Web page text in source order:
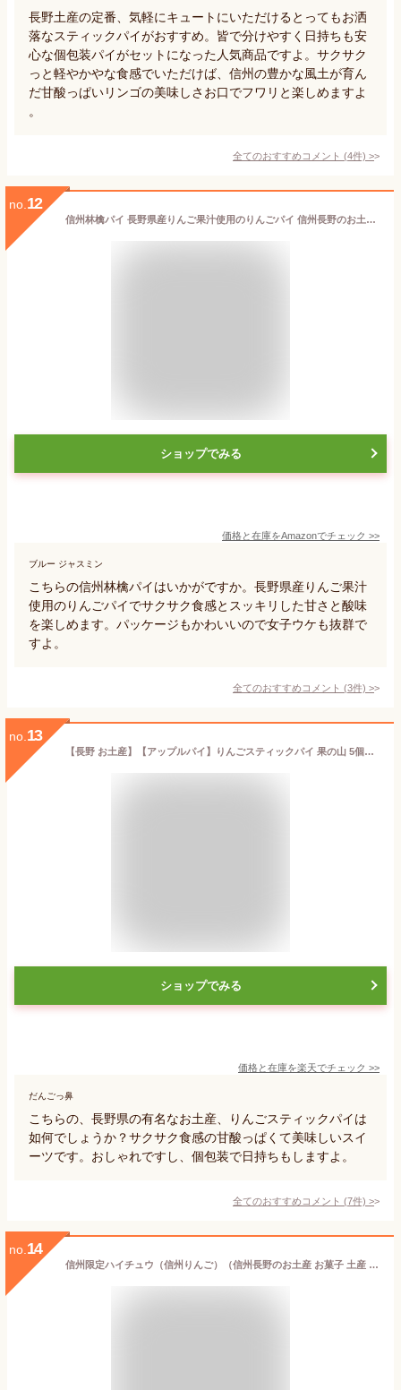
長野土産の定番、気軽にキュートにいただけるとってもお洒
落なスティックパイがおすすめ。皆で分けやすく日持ちも安
心な個包装パイがセットになった人気商品ですよ。サクサク
っと軽やかやな食感でいただけば、信州の豊かな風土が育ん
だ甘酸っぱいリンゴの美味しさお口でフワリと楽しめますよ
。
全てのおすすめコメント (4件) >
no. 12
信州林檎パイ 長野県産りんご果汁使用のりんごパイ 信州長野のお土産 (1箱, 17個入)
ショップでみる
価格と在庫をAmazonでチェック >>
ブルー ジャスミン
こちらの信州林檎パイはいかがですか。長野県産りんご果汁
使用のりんごパイでサクサク食感とスッキリした甘さと酸味
を楽しめます。パッケージもかわいいので女子ウケも抜群で
すよ。
全てのおすすめコメント (3件) >
no. 13
【長野 お土産】【アップルパイ】りんごスティックパイ 果の山 5個入 りんご 菓子 信州産 林檎 みやげ スイーツ お菓子 洋菓子 個包装 長野県
ショップでみる
価格と在庫を楽天でチェック >>
だんごっ鼻
こちらの、長野県の有名なお土産、りんごスティックパイは
如何でしょうか？サクサク食感の甘酸っぱくて美味しいスイ
ーツです。おしゃれですし、個包装で日持ちもしますよ。
全てのおすすめコメント (7件) >
no. 14
信州限定ハイチュウ（信州りんご）（信州長野のお土産 お菓子 土産 おみやげ 長野県 林檎飴 キャラメル キャンディー 長野土産 長野お土産 通販）